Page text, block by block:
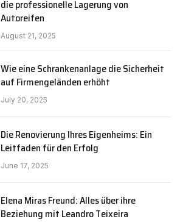
die professionelle Lagerung von
Autoreifen
August 21, 2025
Wie eine Schrankenanlage die Sicherheit
auf Firmengeländen erhöht
July 20, 2025
Die Renovierung Ihres Eigenheims: Ein
Leitfaden für den Erfolg
June 17, 2025
Elena Miras Freund: Alles über ihre
Beziehung mit Leandro Teixeira